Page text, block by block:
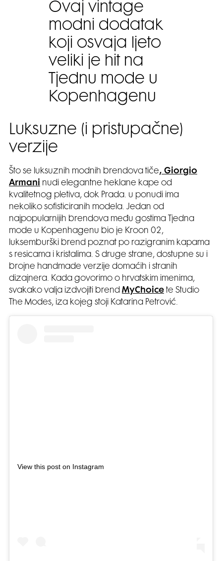
Ovaj vintage
modni dodatak
koji osvaja ljeto
veliki je hit na
Tjednu mode u
Kopenhagenu
Luksuzne (i pristupačne)
verzije
Što se luksuznih modnih brendova tiče, Giorgio
Armani nudi elegantne heklane kape od
kvalitetnog pletiva, dok Prada. u ponudi ima
nekoliko sofisticiranih modela. Jedan od
najpopularnijih brendova među gostima Tjedna
mode u Kopenhagenu bio je Kroon 02,
luksemburški brend poznat po razigranim kapama
s resicama i kristalima. S druge strane, dostupne su i
brojne handmade verzije domaćih i stranih
dizajnera. Kada govorimo o hrvatskim imenima,
svakako valja izdvojiti brend MyChoice te Studio
The Modes, iza kojeg stoji Katarina Petrović.
View this post on Instagram